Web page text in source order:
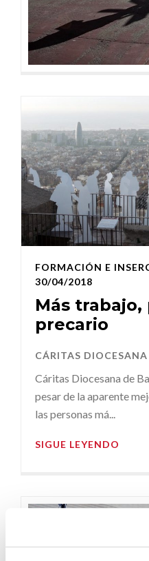
FORMACIÓN E
30/04/2018
Más trabajo,
precario
CÁRITAS
Cáritas Diocesana de
pesar de la aparente
las personas má...
SIGUE LEYENDO